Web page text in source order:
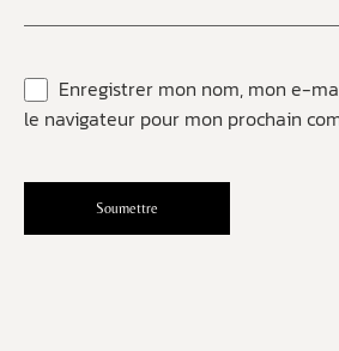
Enregistrer mon nom, mon e-
le navigateur pour mon prochain